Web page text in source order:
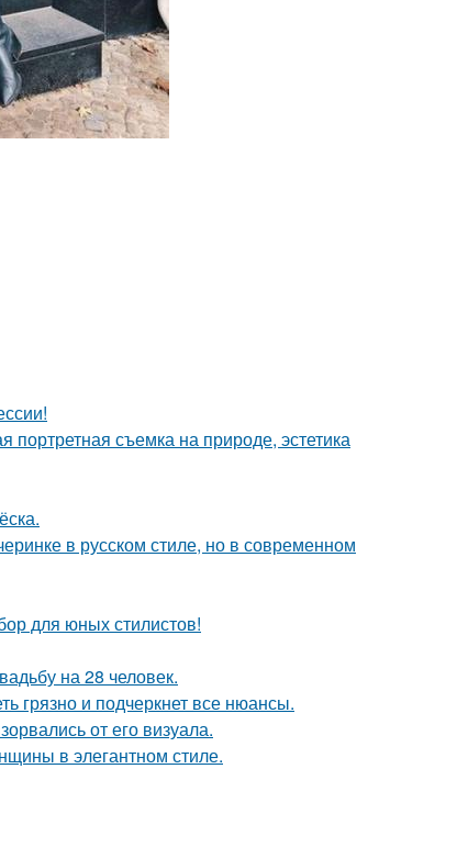
съемка на природе, эстетика
в русском стиле, но в современном
для юных стилистов!
на 28 человек.
грязно и подчеркнет все нюансы.
от его визуала.
в элегантном стиле.